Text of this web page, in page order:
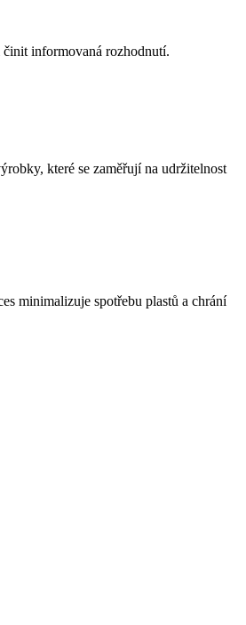
informovaná rozhodnutí.
které se zaměřují na udržitelnost
minimalizuje spotřebu plastů a chrání